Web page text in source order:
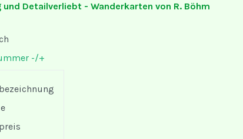
und Detailverliebt - Wanderkarten von R. Böhm
-/+